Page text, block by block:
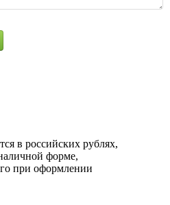
в российских рублях,
форме,
при оформлении